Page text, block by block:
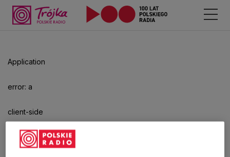
Application
error: a
client-side
exception
aby
odtwarzać.